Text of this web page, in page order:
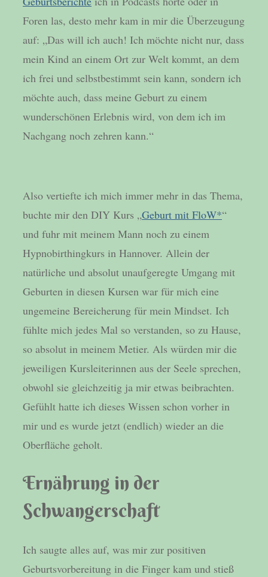
Foren las, desto mehr kam in mir die Überzeugung
auf: „Das will ich auch! Ich möchte nicht nur, dass
mein Kind an einem Ort zur Welt kommt, an dem
ich frei und selbstbestimmt sein kann, sondern ich
möchte auch, dass meine Geburt zu einem
wunderschönen Erlebnis wird, von dem ich im
Nachgang noch zehren kann.“
Also vertiefte ich mich immer mehr in das Thema,
buchte mir den DIY Kurs „Geburt mit FloW*“
und fuhr mit meinem Mann noch zu einem
Hypnobirthingkurs in Hannover. Allein der
natürliche und absolut unaufgeregte Umgang mit
Geburten in diesen Kursen war für mich eine
ungemeine Bereicherung für mein Mindset. Ich
fühlte mich jedes Mal so verstanden, so zu Hause,
so absolut in meinem Metier. Als würden mir die
jeweiligen Kursleiterinnen aus der Seele sprechen,
obwohl sie gleichzeitig ja mir etwas beibrachten.
Gefühlt hatte ich dieses Wissen schon vorher in
mir und es wurde jetzt (endlich) wieder an die
Oberfläche geholt.
Ernährung in der
Schwangerschaft
Ich saugte alles auf, was mir zur positiven
Geburtsvorbereitung in die Finger kam und stieß